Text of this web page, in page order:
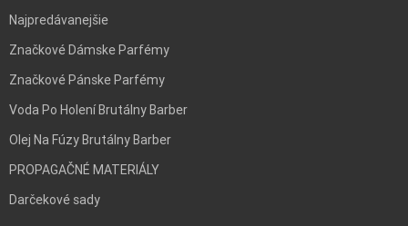
Najpredávanejšie
Značkové Dámske Parfémy
Značkové Pánske Parfémy
Voda Po Holení Brutálny Barber
Olej Na Fúzy Brutálny Barber
PROPAGAČNÉ MATERIÁLY
Darčekové sady